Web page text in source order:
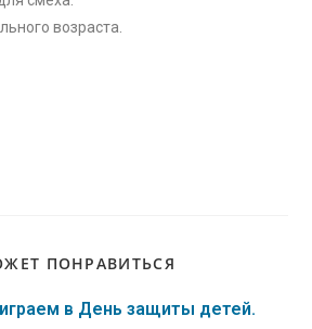
возраста.
ПОНРАВИТЬСЯ
в День защиты детей.